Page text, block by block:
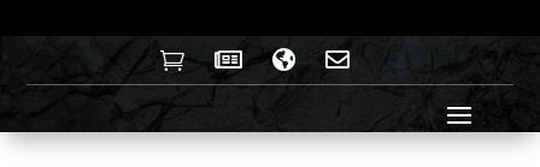
   